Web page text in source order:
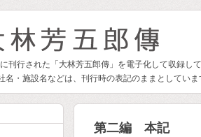
刊行された「大林芳五郎傳」を電子化して収録し
名・施設名などは、刊行時の表記のままとしてい
第二編 本記